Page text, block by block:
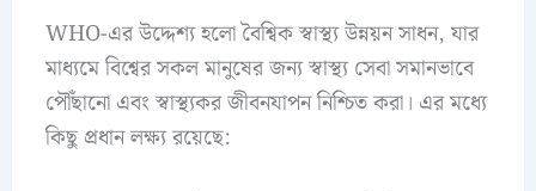
WHO-এর উদ্দেশ্য হলো বৈশ্বিক স্বাস্থ্য উন্নয়ন সাধন, যার
মাধ্যমে বিশ্বের সকল মানুষের জন্য স্বাস্থ্য সেবা সমানভাবে
পৌঁছানো এবং স্বাস্থ্যকর জীবনযাপন নিশ্চিত করা। এর মধ্যে
কিছু প্রধান লক্ষ্য রয়েছে: